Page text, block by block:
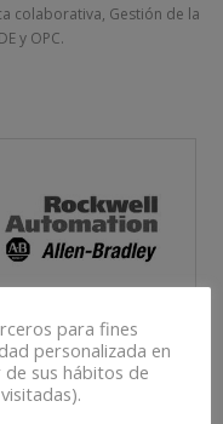
colaborativa, Gestión de la
y OPC.
para fines
personalizada en
sus hábitos de